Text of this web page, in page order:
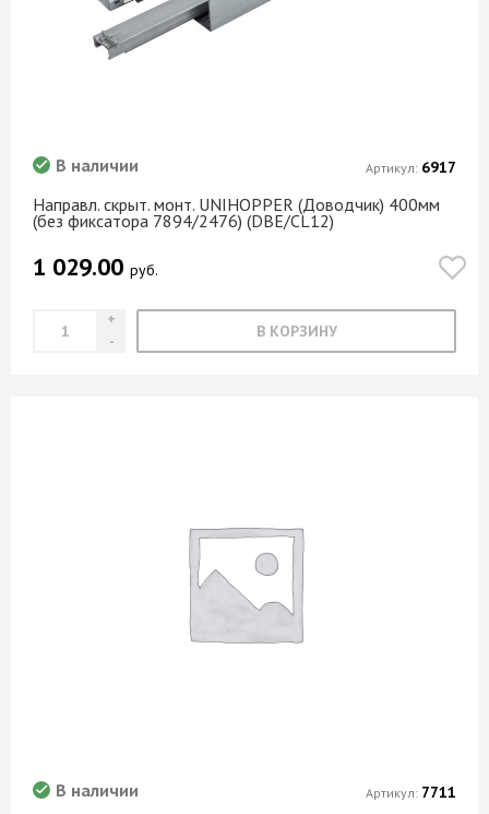
Направл. скрыт. монт. UNIHOPPER (Доводчик) 400мм
(без фиксатора 7894/2476) (DBE/CL12)
В наличии
1 029.00 руб.
В КОРЗИНУ
Артикул: 6917
В наличии Артикул: 7711